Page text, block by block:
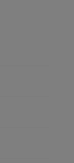
inhoud